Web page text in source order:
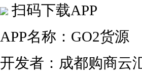
扫码下载APP
APP名称：GO2货源
开发者：成都购商云